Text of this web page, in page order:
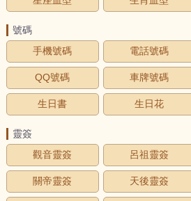
號碼
手機號碼
電話號碼
QQ號碼 車牌號碼
生日書 生日花
靈簽
觀音靈簽
呂祖靈簽
關帝靈簽 天後靈簽